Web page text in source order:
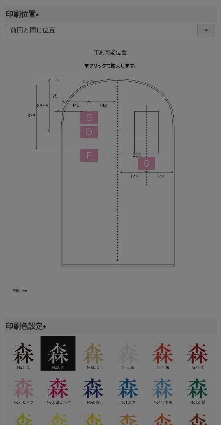
印刷位置
(
必
印刷色設定
必
須